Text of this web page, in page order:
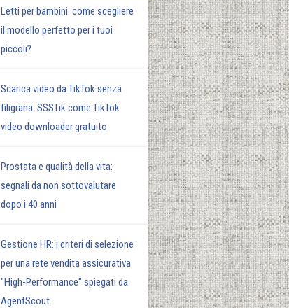
Letti per bambini: come scegliere
il modello perfetto per i tuoi
piccoli?
Scarica video da TikTok senza
filigrana: SSSTik come TikTok
video downloader gratuito
Prostata e qualità della vita:
segnali da non sottovalutare
dopo i 40 anni
Gestione HR: i criteri di selezione
per una rete vendita assicurativa
"High-Performance" spiegati da
AgentScout